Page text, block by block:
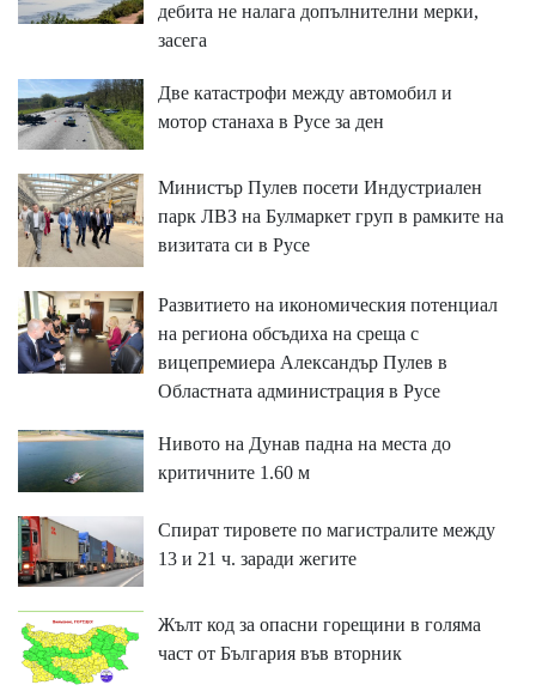
дебита не налага допълнителни мерки,
засега
Две катастрофи между автомобил и
мотор станаха в Русе за ден
Министър Пулев посети Индустриален
парк ЛВЗ на Булмаркет груп в рамките на
визитата си в Русе
Развитието на икономическия потенциал
на региона обсъдиха на среща с
вицепремиера Александър Пулев в
Областната администрация в Русе
Нивото на Дунав падна на места до
критичните 1.60 м
Спират тировете по магистралите между
13 и 21 ч. заради жегите
Жълт код за опасни горещини в голяма
част от България във вторник